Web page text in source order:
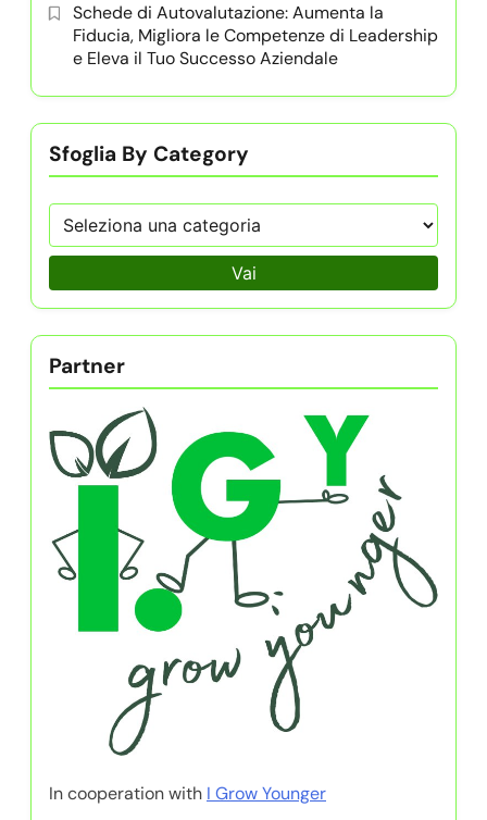
Schede di Autovalutazione: Aumenta la
Fiducia, Migliora le Competenze di Leadership
e Eleva il Tuo Successo Aziendale
Sfoglia By Category
Vai
Partner
In cooperation with I Grow Younger